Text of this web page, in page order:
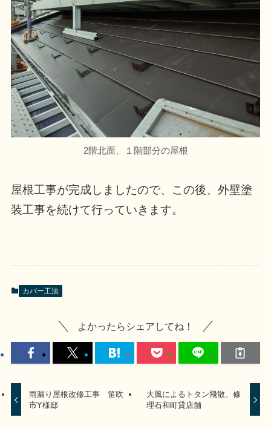
2階北面、１階部分の屋根
屋根工事が完成しましたので、この後、外壁塗
装工事を続けて行っていきます。
カバー工法
よかったらシェアしてね！
雨漏り屋根改修工事 笛吹
市Y様邸
大風によるトタン飛散、修
理石和町貸店舗